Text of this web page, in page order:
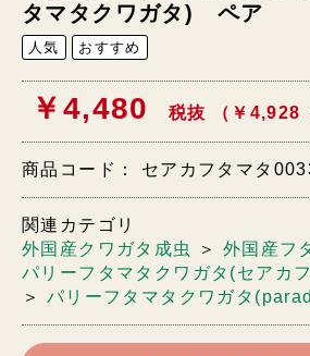
タマタクワガタ) ペア
人気 おすすめ
￥4,480 税抜 （￥4,928
商品コード： セアカフタマタ
関連カテゴリ
外国産クワガタ成虫
＞ 外国産フ
パリーフタマタクワガタ(セアカ
＞
パリーフタマタクワガタ